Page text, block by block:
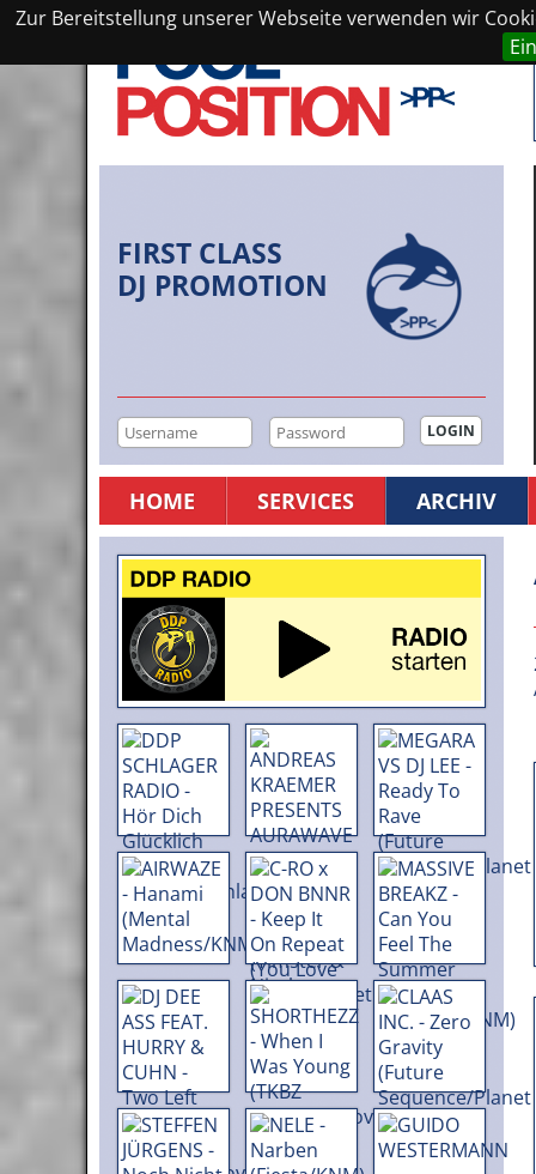
Zur Bereitstellung unserer Webseite verwenden wir
FIRST CLASS
DJ PROMOTION
HOME SERVICES ARCHIV